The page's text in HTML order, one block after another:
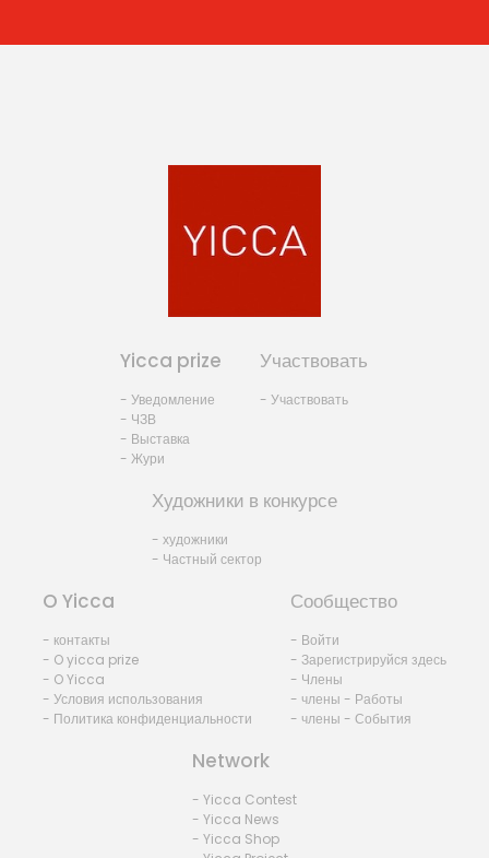
Yicca prize
- Уведомление
- ЧЗВ
- Выставка
- Жури
Участвовать
- Участвовать
Художники в конкурсе
- художники
- Частный сектор
O Yicca
- контакты
- O yicca prize
- O Yicca
- Условия использования
- Политика конфиденциальности
Сообщество
- Войти
- Зарегистрируйся здесь
- Члены
- члены - Работы
- члены - События
Network
- Yicca Contest
- Yicca News
- Yicca Shop